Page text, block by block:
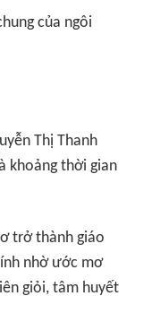
của ngôi
Thị Thanh
khoảng thời gian
trở thành giáo
nhờ ước mơ
giỏi, tâm huyết